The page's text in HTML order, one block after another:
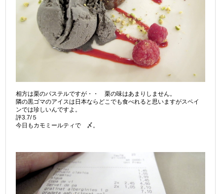
相方は栗のパステルですが・・ 栗の味はあまりしません。
隣の黒ゴマのアイスは日本ならどこでも食べれると思いますがスペイ
ンでは珍しいんですよ。
評3.7/５
今日もカモミールティで 〆。